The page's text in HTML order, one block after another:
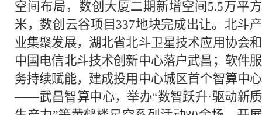
空间布局，数创大厦二期新增空间5.5万平方
米，数创云谷项目337地块完成出让。北斗产
业集聚发展，湖北省北斗卫星技术应用协会和
中国电信北斗技术创新中心落户武昌；软件服
务持续赋能，建成投用中心城区首个智算中心
——武昌智算中心，举办“数智跃升·驱动新质